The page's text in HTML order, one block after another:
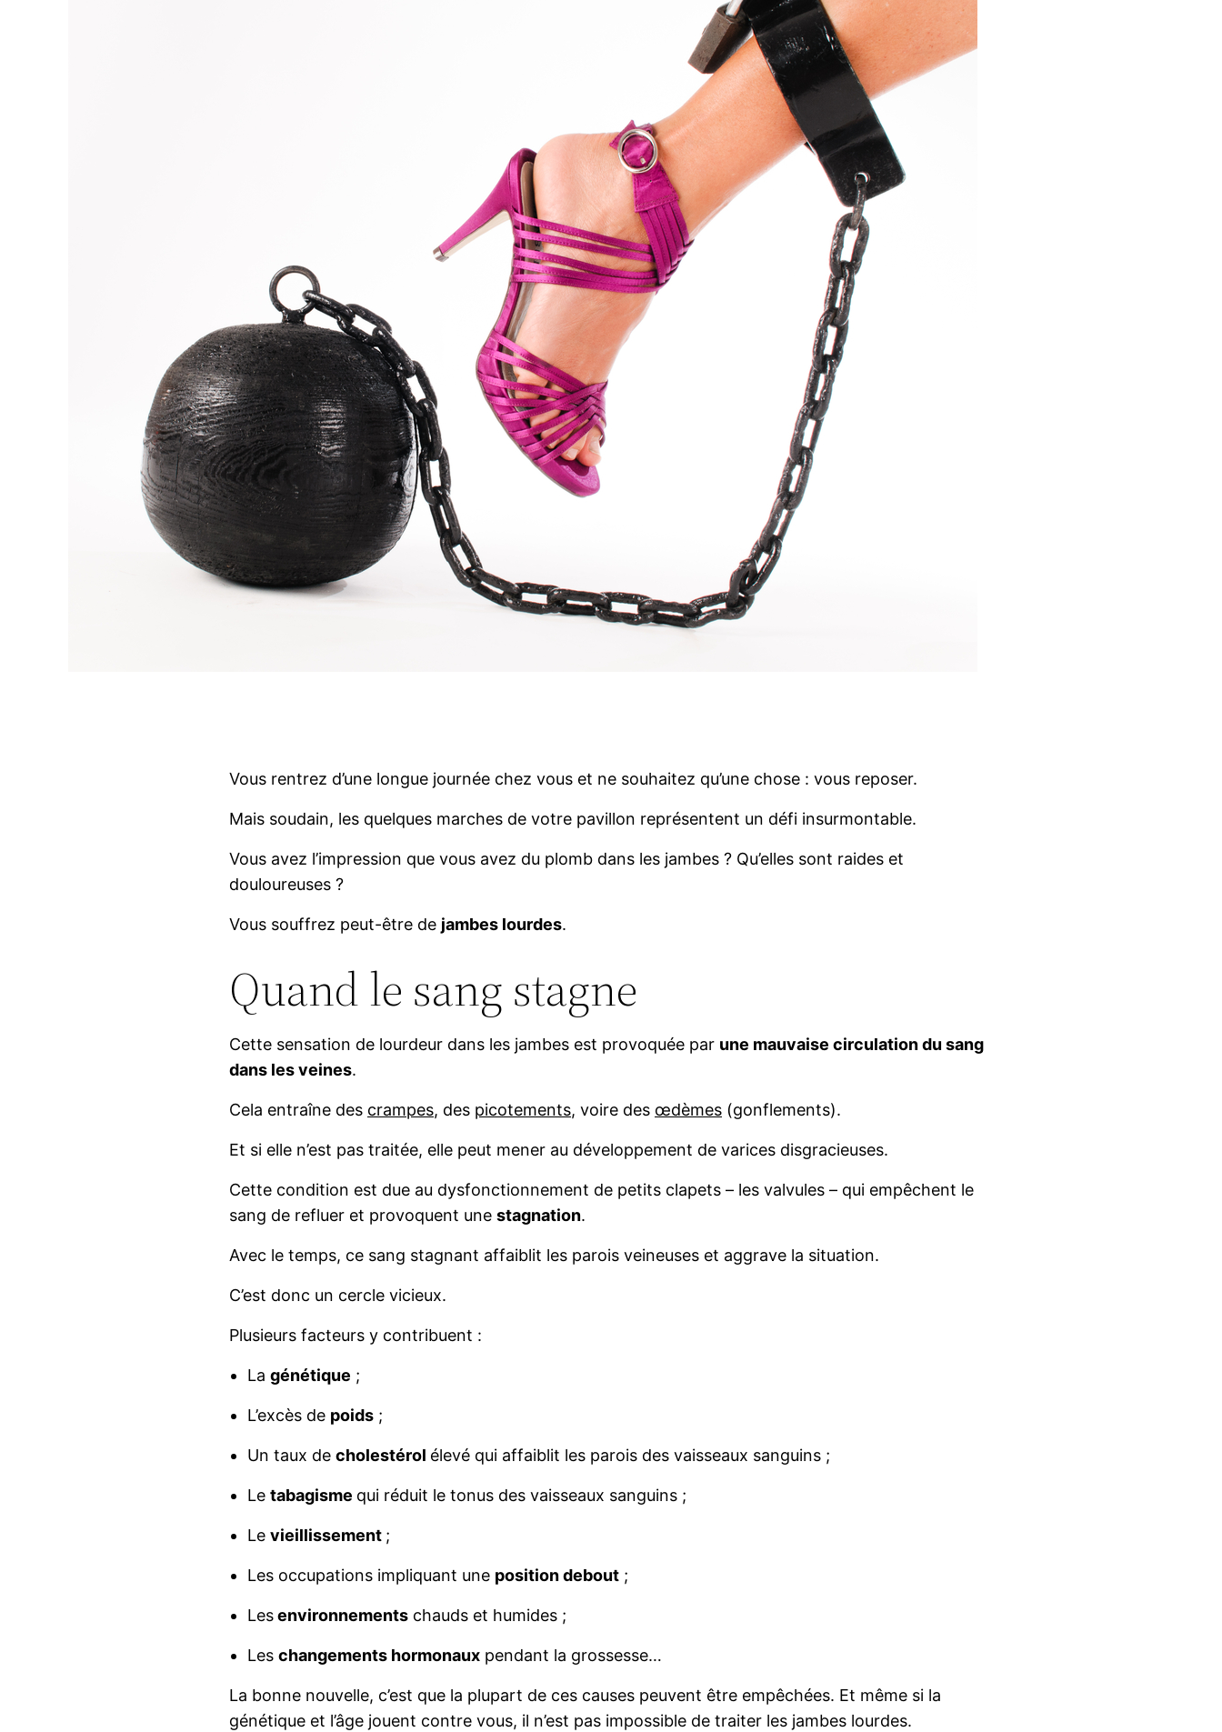
Vous rentrez d’une longue journée chez vous et ne souhaitez qu’une chose : vous reposer.
Mais soudain, les quelques marches de votre pavillon représentent un défi insurmontable.
Vous avez l’impression que vous avez du plomb dans les jambes ? Qu’elles sont raides et
douloureuses ?
Vous souffrez peut-être de jambes lourdes.
Quand le sang stagne
Cette sensation de lourdeur dans les jambes est provoquée par une mauvaise circulation du sang
dans les veines.
Cela entraîne des crampes, des picotements, voire des œdèmes (gonflements).
Et si elle n’est pas traitée, elle peut mener au développement de varices disgracieuses.
Cette condition est due au dysfonctionnement de petits clapets – les valvules – qui empêchent le
sang de refluer et provoquent une stagnation.
Avec le temps, ce sang stagnant affaiblit les parois veineuses et aggrave la situation.
C’est donc un cercle vicieux.
Plusieurs facteurs y contribuent :
La génétique ;
L’excès de poids ;
Un taux de cholestérol élevé qui affaiblit les parois des vaisseaux sanguins ;
Le tabagisme qui réduit le tonus des vaisseaux sanguins ;
Le vieillissement ;
Les occupations impliquant une position debout ;
Lesenvironnements chauds et humides ;
Les changements hormonaux pendant la grossesse…
La bonne nouvelle, c’est que la plupart de ces causes peuvent être empêchées. Et même si la
génétique et l’âge jouent contre vous, il n’est pas impossible de traiter les jambes lourdes.